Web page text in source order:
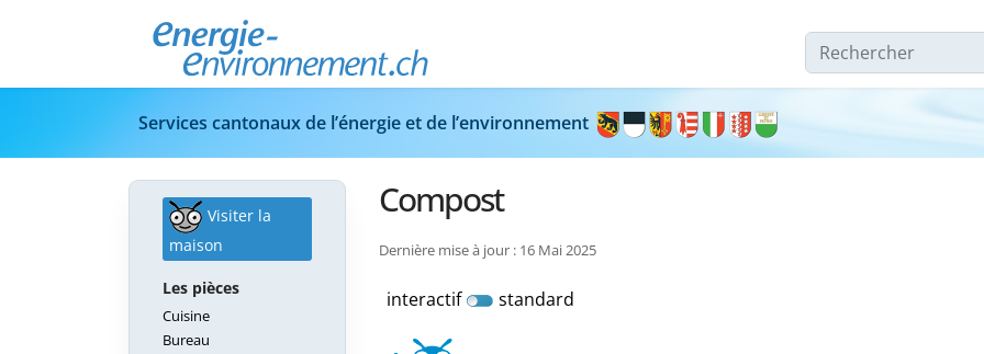
Rechercher
Services cantonaux de l’énergie et de l’environnement
Visiter la
maison
Les pièces
Cuisine
Bureau
Compost
Dernière mise à jour : 16 Mai 2025
interactif standard